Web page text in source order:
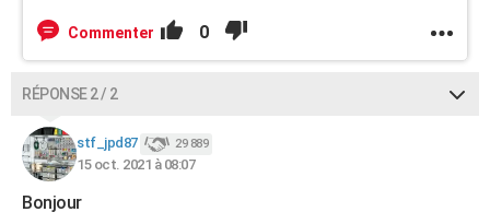
Commenter 0
RÉPONSE 2 / 2
stf_jpd87 29 889
15 oct. 2021 à 08:07
Bonjour